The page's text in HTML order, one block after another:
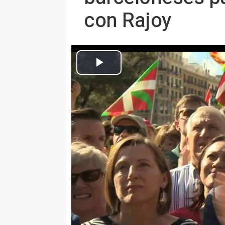
con Rajoy
Europa Press Nacional
Actualizado: martes, 12 septiembre 2017 11:17
BARCELONA 12 Sep. (EUROPA
El presidente de la Generalitat,
que "no está muy lejos" que
referéndum del 1 de octubre y
que tienen ganas de
dispuesto a hablar con Rajoy.